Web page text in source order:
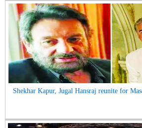
Shekhar Kapur, Jugal Hansraj reunite for